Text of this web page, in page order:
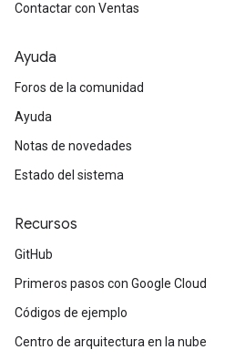
Contactar con Ventas
Ayuda
Foros de la comunidad
Ayuda
Notas de novedades
Estado del sistema
Recursos
GitHub
Primeros pasos con Google Cloud
Códigos de ejemplo
Centro de arquitectura en la nube